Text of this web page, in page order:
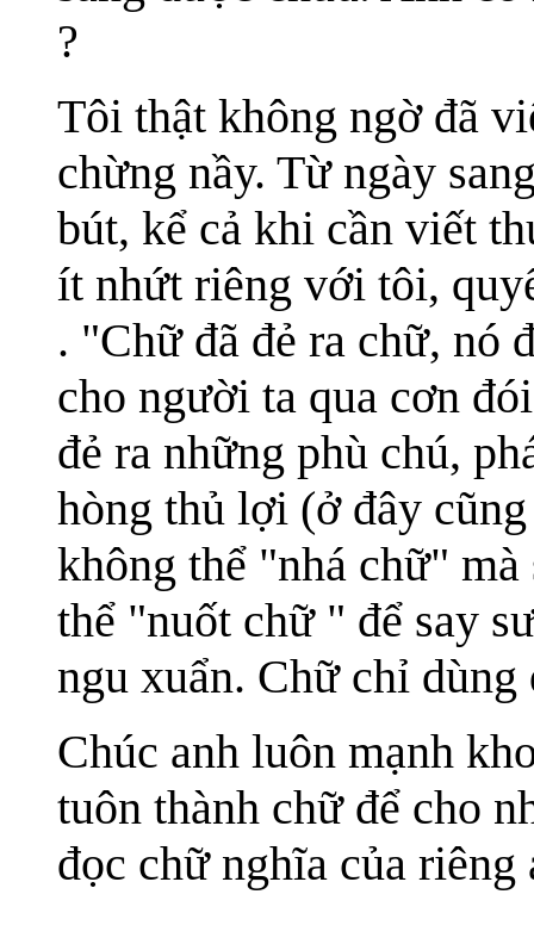
?
Tôi thật không ngờ đã
chừng nầy. Từ ngày
bút, kể cả khi cần viết
ít nhứt riêng với tôi,
. "Chữ đã đẻ ra chữ, nó
cho người ta qua cơn
đẻ ra những phù chú,
hòng thủ lợi (ở đây
không thể "nhá chữ"
thể "nuốt chữ " để say
ngu xuẩn. Chữ chỉ dùng
Chúc anh luôn mạnh
tuôn thành chữ để cho
đọc chữ nghĩa của riêng